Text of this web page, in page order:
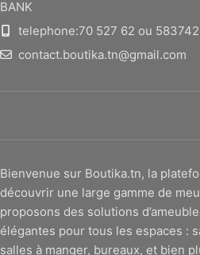
BANK
telephone:70 527 62 ou
contact.boutika.tn@gmail.com
Bienvenue sur Boutika.tn, la
découvrir une large gamme de
proposons des solutions
élégantes pour tous les espaces :
salles à manger, bureaux, et bien